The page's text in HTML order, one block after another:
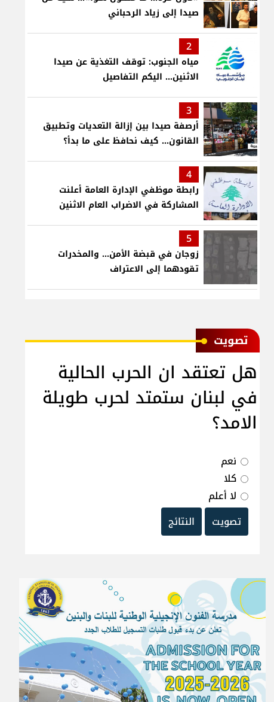
صيدا إلى زياد الرحباني
2
مياه الجنوب: توقف التغذية عن صيدا
الاثنين... اليكم التفاصيل
3
أرصفة صيدا بين إزالة التعديات وتطبيق
القانون... كيف نحافظ على ما بدأ؟
4
رابطة موظفي الإدارة العامة أعلنت
المشاركة في الاضراب العام الاثنين
5
زوجان في قبضة الأمن... والمخدرات
تقودهما إلى الاعتراف
ﺗﺼﻮﻳﺖ
هل تعتقد ان الحرب الحالية
في لبنان ستمتد لحرب طويلة
الامد؟
نعم
كلا
لا أعلم
تصويت
النتائج